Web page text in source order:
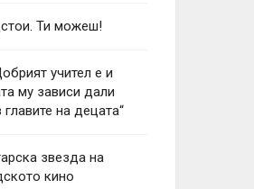
Ти можеш!
учител е и
му зависи дали
на децата“
звезда на
кино